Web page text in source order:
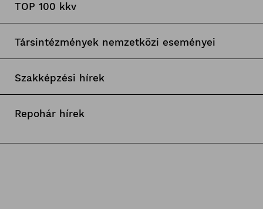
TOP 100 kkv
Társintézmények nemzetközi eseményei
Szakképzési hírek
Repohár hírek